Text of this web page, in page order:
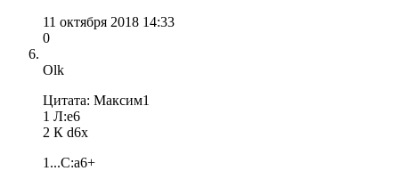
11 октября 2018 14:33
0
Olk
Цитата: Максим1
1 Л:е6
2 К d6х
1...С:а6+